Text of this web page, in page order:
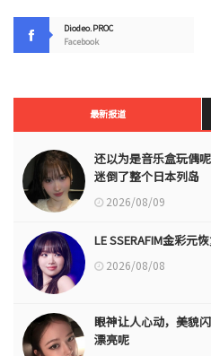
Diodeo.PROC
Facebook
最新报道
还以为是音乐盒玩偶
迷倒了整个日本列岛
2026/08/09
LE SSERAFIM金彩元
2026/08/08
眼神让人心动，美貌
漂亮呢